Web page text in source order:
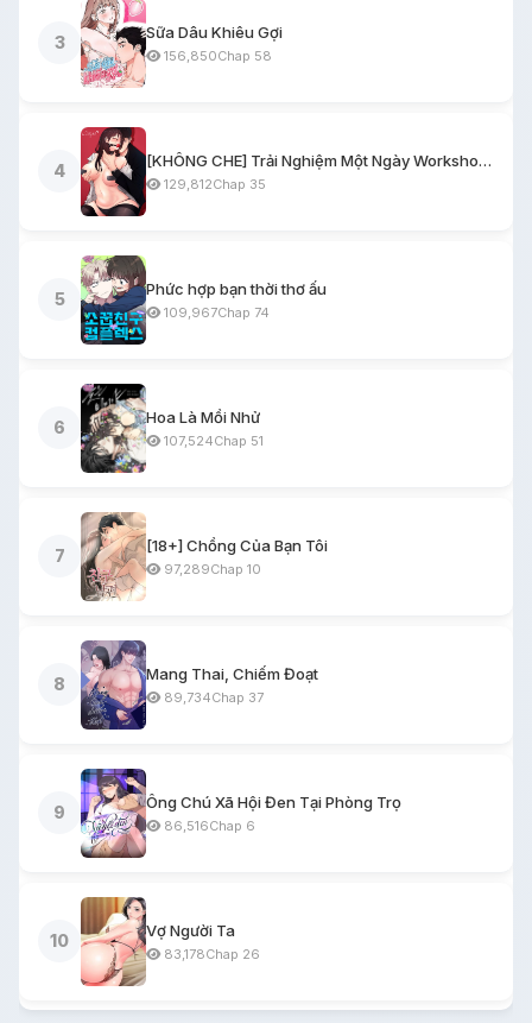
3
Sữa Dâu Khiêu Gợi
156,850Chap 58
4
[KHÔNG CHE] Trải Nghiệm Một Ngày Workshop BDSM
129,812Chap 35
5
Phức hợp bạn thời thơ ấu
109,967Chap 74
6
Hoa Là Mồi Nhử
107,524Chap 51
7
[18+] Chồng Của Bạn Tôi
97,289Chap 10
8
Mang Thai, Chiếm Đoạt
89,734Chap 37
9
Ông Chú Xã Hội Đen Tại Phòng Trọ
86,516Chap 6
10
Vợ Người Ta
83,178Chap 26